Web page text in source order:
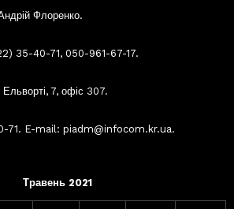
Флоренко.
35-40-71, 050-961-67-17.
7, офіс 307.
71. E-mail: piadm@infocom.kr.ua.
Травень 2021